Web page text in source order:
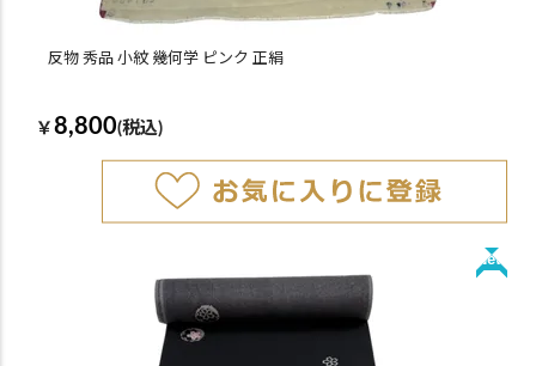
反物 秀品 小紋 幾何学 ピンク 正絹
￥ 8,800(税込)
New